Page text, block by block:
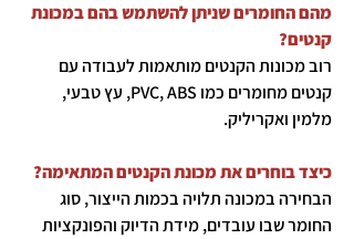
מהם החומרים שניתן להשתמש בהם במכונת
קנטים?
רוב מכונות הקנטים מותאמות לעבודה עם
קנטים מחומרים כמו PVC, ABS, עץ טבעי,
מלמין ואקריליק.
כיצד בוחרים את מכונת הקנטים המתאימה?
הבחירה במכונה תלויה בכמות הייצור, סוג
החומר שבו עובדים, מידת הדיוק והפונקציות